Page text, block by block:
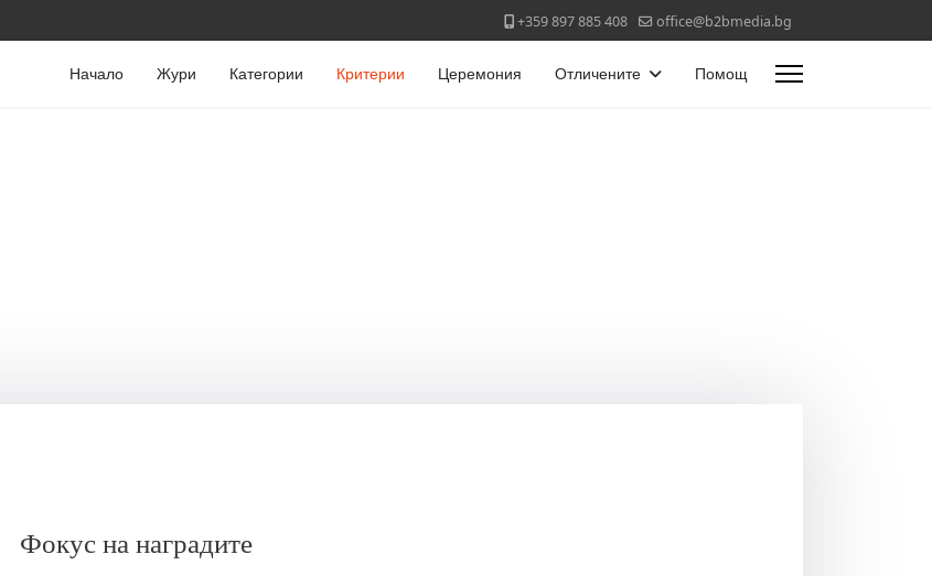
+359 897 885 408 office@b2bmedia.bg
Начало Жури Категории Критерии Церемония Отличените Помощ
Фокус на наградите